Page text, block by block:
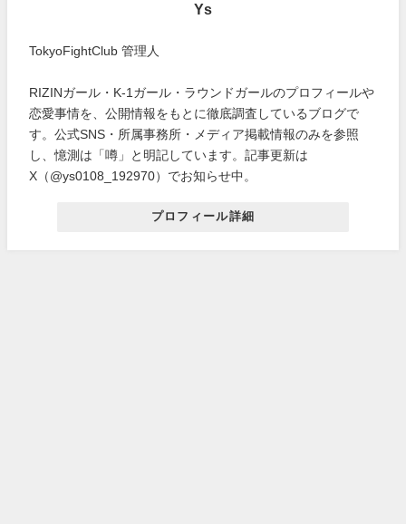
Ys
TokyoFightClub 管理人
RIZINガール・K-1ガール・ラウンドガールのプロフィールや
恋愛事情を、公開情報をもとに徹底調査しているブログで
す。公式SNS・所属事務所・メディア掲載情報のみを参照
し、憶測は「噂」と明記しています。記事更新は
X（@ys0108_192970）でお知らせ中。
プロフィール詳細